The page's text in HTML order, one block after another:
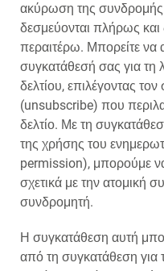
ακύρωση της συνδρομής
δεσμεύονται πλήρως και
περαιτέρω. Μπορείτε να
συγκατάθεσή σας για τη
δελτίου, επιλέγοντας
(unsubscribe) που
δελτίο. Με τη
της χρήσης του
permission), μπορούμε
σχετικά με την ατομική
συνδρομητή.
Η συγκατάθεση αυτή
από τη συγκατάθεση για